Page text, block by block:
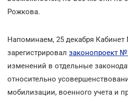
Рожкова.
Напоминаем, 25 декабря Кабинет
зарегистрировал законопроект №
изменений в отдельные
относительно
мобилизации, военного учета и